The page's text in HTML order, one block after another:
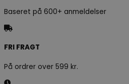
Baseret på 600+ anmeldelser
FRI FRAGT
På ordrer over 599 kr.